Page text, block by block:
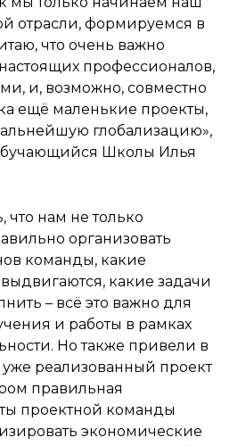
отрасли, формируемся в
что очень важно
профессионалов,
и, возможно, совместно
ещё маленькие проекты,
глобализацию»,
Школы Илья
что нам не только
организовать
команды, какие
какие задачи
– всё это важно для
и работы в рамках
Но также привели в
реализованный проект
правильная
проектной команды
экономические